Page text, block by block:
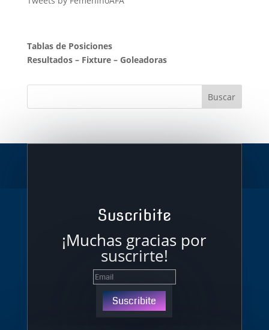
Tablas de Posiciones
Resultados– Fixture– Goleadoras
Suscribite
¡Muchas gracias por
suscrirte!
Suscribite